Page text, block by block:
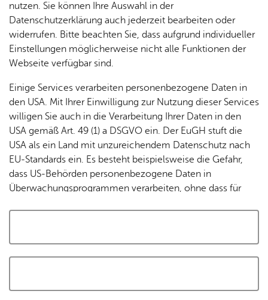
Zum Laden dieser Karte wird eine Verbindung zu externen
Servern hergestellt. Diese verwenden Cookies und andere
Tracking-Technologien, um die Bedienung zu
personalisieren und zu verbessern. Weitere Informationen
finden Sie in unsererDatenschutzerklärung
Cookies akzeptieren und Karte laden
nutzen. Sie können Ihre Auswahl in der
Datenschutzerklärung auch jederzeit bearbeiten oder
widerrufen. Bitte beachten Sie, dass aufgrund individueller
Einstellungen möglicherweise nicht alle Funktionen der
Webseite verfügbar sind.
Einige Services verarbeiten personenbezogene Daten in
den USA. Mit Ihrer Einwilligung zur Nutzung dieser Services
willigen Sie auch in die Verarbeitung Ihrer Daten in den
USA gemäß Art. 49 (1) a DSGVO ein. Der EuGH stuft die
USA als ein Land mit unzureichendem Datenschutz nach
EU-Standards ein. Es besteht beispielsweise die Gefahr,
dass US-Behörden personenbezogene Daten in
Überwachungsprogrammen verarbeiten, ohne dass für